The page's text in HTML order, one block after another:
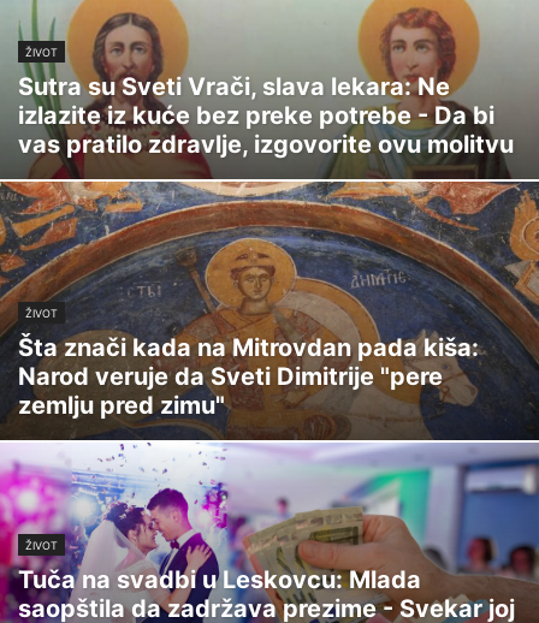
ŽIVOT
Sutra su Sveti Vrači, slava lekara: Ne
izlazite iz kuće bez preke potrebe - Da bi
vas pratilo zdravlje, izgovorite ovu molitvu
ŽIVOT
Šta znači kada na Mitrovdan pada kiša:
Narod veruje da Sveti Dimitrije "pere
zemlju pred zimu"
ŽIVOT
Tuča na svadbi u Leskovcu: Mlada
saopštila da zadržava prezime - Svekar joj